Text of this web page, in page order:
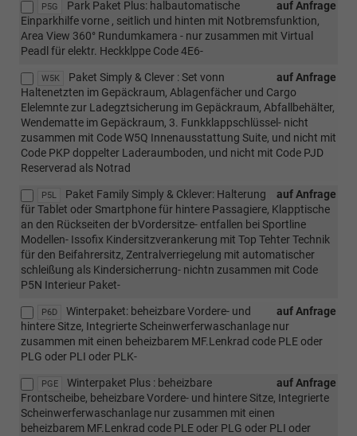
P5G auf Anfrage
Park Paket Plus: halbautomatische
Einparkhilfe vorne , seitlich und hinten mit Notbremsfunktion,
Area View 360° Rundumkamera - nur zusammen mit Virtual
Peadl für elektr. Heckklppe Code 4E6-
W5K auf Anfrage
Paket Simply & Clever : Set vonn
Haltenetzten im Gepäckraum, Ablagenfächer und Cargo
Elelemnte zur Ladegztsicherung im Gepäckraum, Abfallbehälter,
Wendematte im Gepäckraum, 3. Funkklappschlüssel- nicht
zusammen mit Code W5Q Innenausstattung Suite, und nicht mit
Code PKP doppelter Laderaumboden, und nicht mit Code PJD
Reserverad als Notrad
P5L auf Anfrage
Paket Family Simply & Cklever: Halterung
für Tablet oder Smartphone für hintere Passagiere, Klapptische
an den Rückseiten der bVordersitze- entfallen bei Sportline
Modellen- Issofix Kindersitzverankerung mit Top Tehter Technik
für den Beifahrersitz, Zentralverriegelung mit automatischer
schleißung als Kindersicherrung- nichtn zusammen mit Code
P5N Interieur Paket-
P6D auf Anfrage
Winterpaket: beheizbare Vordere- und
hintere Sitze, Integrierte Scheinwerferwaschanlage nur
zusammen mit einen beheizbarem MF.Lenkrad code PLE oder
PLG oder PLI oder PLK-
PGE auf Anfrage
Winterpaket Plus : beheizbare
Frontscheibe, beheizbare Vordere- und hintere Sitze, Integrierte
Scheinwerferwaschanlage nur zusammen mit einen
beheizbarem MF.Lenkrad code PLE oder PLG oder PLI oder